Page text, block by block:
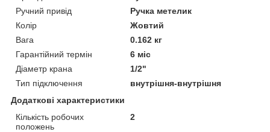
Ручний привід
Ручка метелик
Колір
Жовтий
Вага
0.162 кг
Гарантійний термін
6 міс
Діаметр крана
1/2"
Тип підключення
внутрішня-внутрішня
Додаткові характеристики
Кількість робочих
положень
2